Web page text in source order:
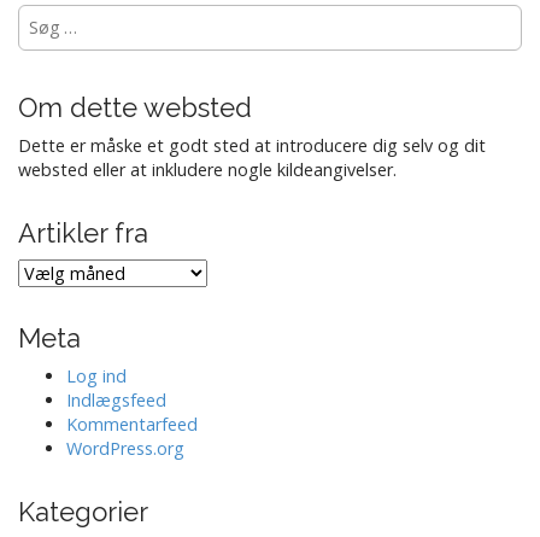
Søg
efter:
Om dette websted
Dette er måske et godt sted at introducere dig selv og dit
websted eller at inkludere nogle kildeangivelser.
Artikler fra
Artikler
fra
Meta
Log ind
Indlægsfeed
Kommentarfeed
WordPress.org
Kategorier